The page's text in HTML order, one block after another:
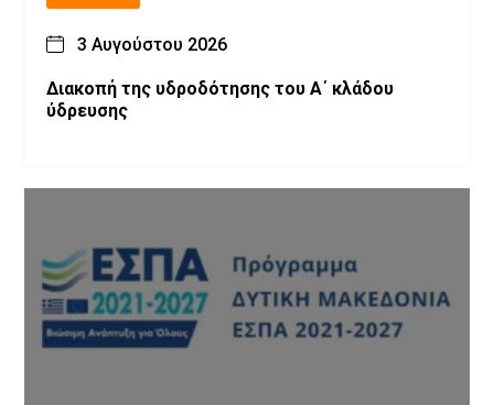
3 Αυγούστου 2026
Διακοπή της υδροδότησης του Α΄ κλάδου
ύδρευσης